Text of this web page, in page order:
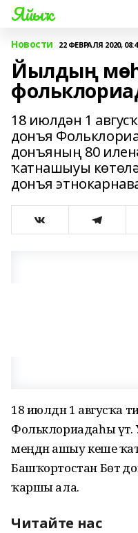
Яйыҡ
Новости 22 ФЕВРАЛЯ 2020,
Йылдың
18 июлдән 1
донъя
донъяның 80
ҡатнашыуы
донъя
18 июлдән 1 авгусҡа
Фольклориадаһы
меңдән ашыу кеше
Башҡортостан Бөтә
ҡаршы ала.
Читайте нас